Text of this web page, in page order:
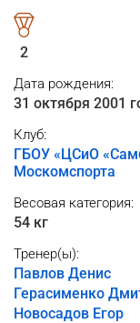
2
Дата рождения:
31 октября 2001
Клуб:
ГБОУ «ЦСиО
Москомспорта
Весовая категория:
54 кг
Тренер(ы):
Павлов Денис
Герасименко
Новосадов Егор